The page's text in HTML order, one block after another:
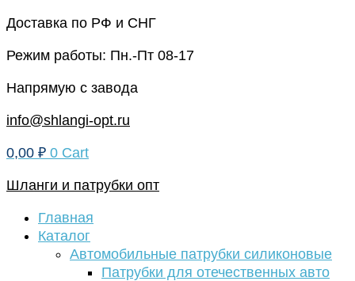
Перейти
содержимому
Доставка по РФ и СНГ
Режим работы: Пн.-Пт 08-17
Напрямую с завода
info@shlangi-opt.ru
0,00 ₽ 0 Cart
Шланги и патрубки опт
Главная
Каталог
Автомобильные патрубки силиконовые
Патрубки для отечественных авто